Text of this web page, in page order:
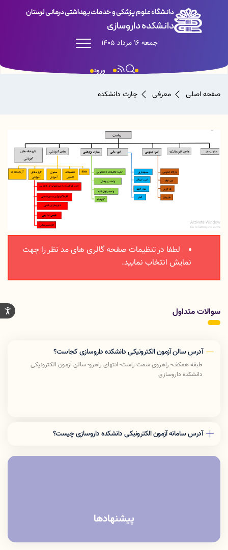
دانشگاه علوم پزشکی و خدمات بهداشتی درمانی لرستان
دانشکده داروسازی
جمعه 16 مرداد 1405
ورود
صفحه اصلی معرفی چارت دانشکده
لطفا در تنظیمات صفحه گالری های مد نظر را جهت
نمایش انتخاب نمایید.
سوالات متداول
آدرس سالن آزمون الکترونیکی دانشکده داروسازی کجاست؟
طبقه همکف- راهروی سمت راست- انتهای راهرو- سالن آزمون الکترونیکی
دانشکده داروسازی
آدرس سامانه آزمون الکترونیکی دانشکده داروسازی چیست؟
آدرس IP نیز 192.168.32.20 می باشد
پیشنهادها